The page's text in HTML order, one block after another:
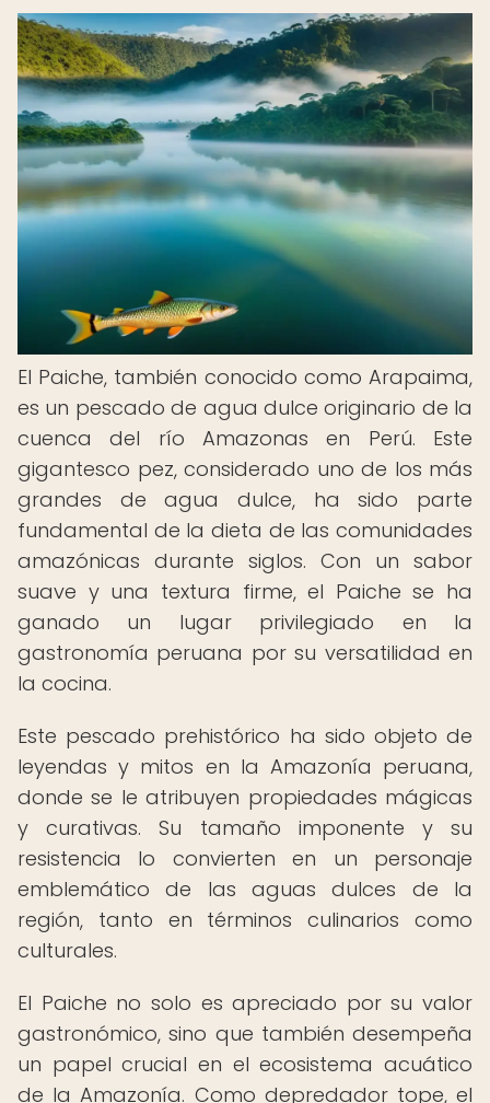
El Paiche, también conocido como Arapaima,
es un pescado de agua dulce originario de la
cuenca del río Amazonas en Perú. Este
gigantesco pez, considerado uno de los más
grandes de agua dulce, ha sido parte
fundamental de la dieta de las comunidades
amazónicas durante siglos. Con un sabor
suave y una textura firme, el Paiche se ha
ganado un lugar privilegiado en la
gastronomía peruana por su versatilidad en
la cocina.
Este pescado prehistórico ha sido objeto de
leyendas y mitos en la Amazonía peruana,
donde se le atribuyen propiedades mágicas
y curativas. Su tamaño imponente y su
resistencia lo convierten en un personaje
emblemático de las aguas dulces de la
región, tanto en términos culinarios como
culturales.
El Paiche no solo es apreciado por su valor
gastronómico, sino que también desempeña
un papel crucial en el ecosistema acuático
de la Amazonía. Como depredador tope, el